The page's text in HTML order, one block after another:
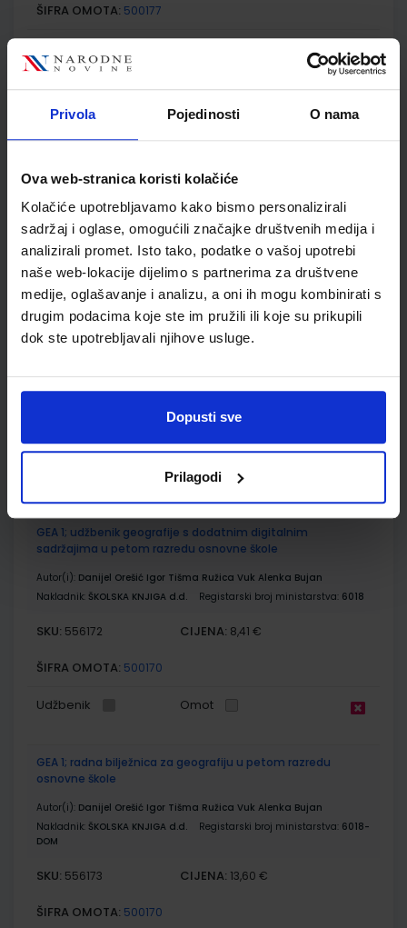
Privola Pojedinosti O nama
Ova web-stranica koristi kolačiće
Kolačiće upotrebljavamo kako bismo personalizirali
sadržaj i oglase, omogućili značajke društvenih medija i
analizirali promet. Isto tako, podatke o vašoj upotrebi
naše web-lokacije dijelimo s partnerima za društvene
medije, oglašavanje i analizu, a oni ih mogu kombinirati s
drugim podacima koje ste im pružili ili koje su prikupili
dok ste upotrebljavali njihove usluge.
Dopusti sve
Prilagodi
ŠIFRA OMOTA: 500177
SKU:556157 CIJENA:8,41 €
ŠIFRA OMOTA: 500160
Udžbenik Omot
PRIRODA 5; radna bilježnica za peti razred osnovne škole
Bastić Begić Bakarić Kralj Golub
Omot
GEA 1; udžbenik geografije s dodatnim digitalnim
sadržajima u petom razredu osnovne škole
Autor(i): Danijel Orešić Igor Tišma Ružica Vuk Alenka Bujan
Nakladnik: ŠKOLSKA KNJIGA d.d. Registarski broj ministarstva: 6018
SKU: 556172 CIJENA: 8,41 €
ŠIFRA OMOTA: 500170
Udžbenik Omot
GEA 1; radna bilježnica za geografiju u petom razredu
osnovne škole
Autor(i): Danijel Orešić Igor Tišma Ružica Vuk Alenka Bujan
Nakladnik: ŠKOLSKA KNJIGA d.d. Registarski broj ministarstva: 6018-
DOM
SKU: 556173 CIJENA: 13,60 €
ŠIFRA OMOTA: 500170